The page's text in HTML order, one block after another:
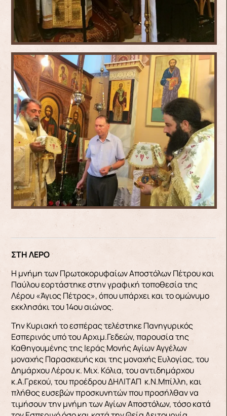
ΣΤΗ ΛΕΡΟ
Η μνήμη των Πρωτοκορυφαίων Αποστόλων Πέτρου και
Παύλου εορτάστηκε στην γραφική τοποθεσία της
Λέρου «Άγιος Πέτρος», όπου υπάρχει και το ομώνυμο
εκκλησάκι του 14ου αιώνος.
Την Κυριακή το εσπέρας τελέστηκε Πανηγυρικός
Εσπερινός υπό του Αρχιμ.Γεδεών, παρουσία της
Καθηγουμένης της Ιεράς Μονής Αγίων Αγγέλων
μοναχής Παρασκευής και της μοναχής Ευλογίας, του
Δημάρχου Λέρου κ. Μιχ. Κόλια, του αντιδημάρχου
κ.Α.Γρεκού, του προέδρου ΔΗΛΙΤΑΠ κ.Ν.Μπίλλη, και
πλήθος ευσεβών προσκυνητών που προσήλθαν να
τιμήσουν την μνήμη των Αγίων Αποστόλων, τόσο κατά